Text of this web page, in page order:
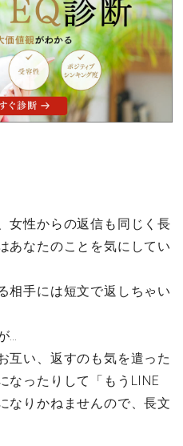
女性からの返信も同じく長
あなたのことを気にしてい
相手には短文で返しちゃい
…
互い、返すのも気を遣った
なったりして「もうLINE
なりかねませんので、長文